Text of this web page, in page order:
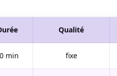
Qualité
min fixe